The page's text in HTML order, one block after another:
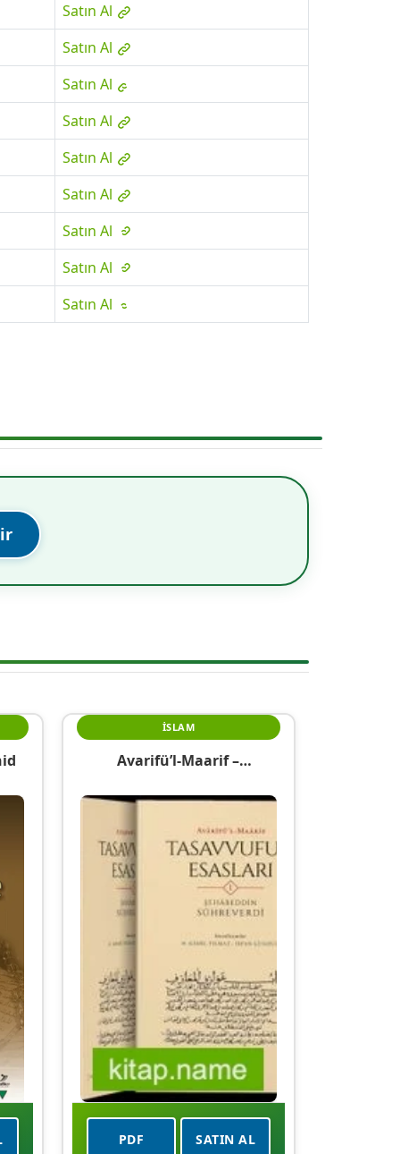
Satın Al
Satın Al
Satın Al
Satın Al
Satın Al
Satın Al
Satın Al
Satın Al
Satın Al
İSLAM
Avarifü’l-Maarif –
PDF SATIN AL